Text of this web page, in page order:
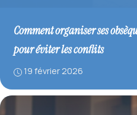
Comment organiser ses
pour éviter les conflits
19 février 2026